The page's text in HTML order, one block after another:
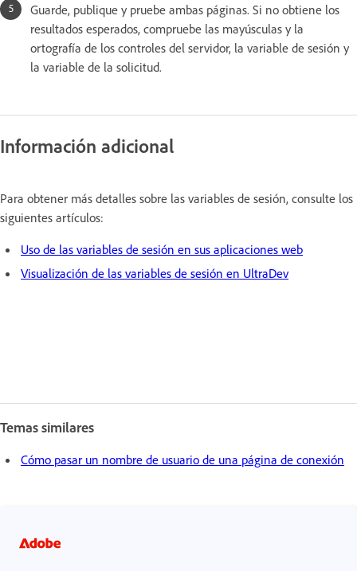
Guarde, publique y pruebe ambas páginas. Si no obtiene los
resultados esperados, compruebe las mayúsculas y la
ortografía de los controles del servidor, la variable de sesión y
la variable de la solicitud.
Información adicional
Para obtener más detalles sobre las variables de sesión, consulte los
siguientes artículos:
Uso de las variables de sesión en sus aplicaciones web
Visualización de las variables de sesión en UltraDev
Temas similares
Cómo pasar un nombre de usuario de una página de conexión